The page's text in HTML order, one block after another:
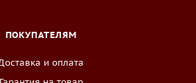
ПОКУПАТЕЛЯМ
и оплата